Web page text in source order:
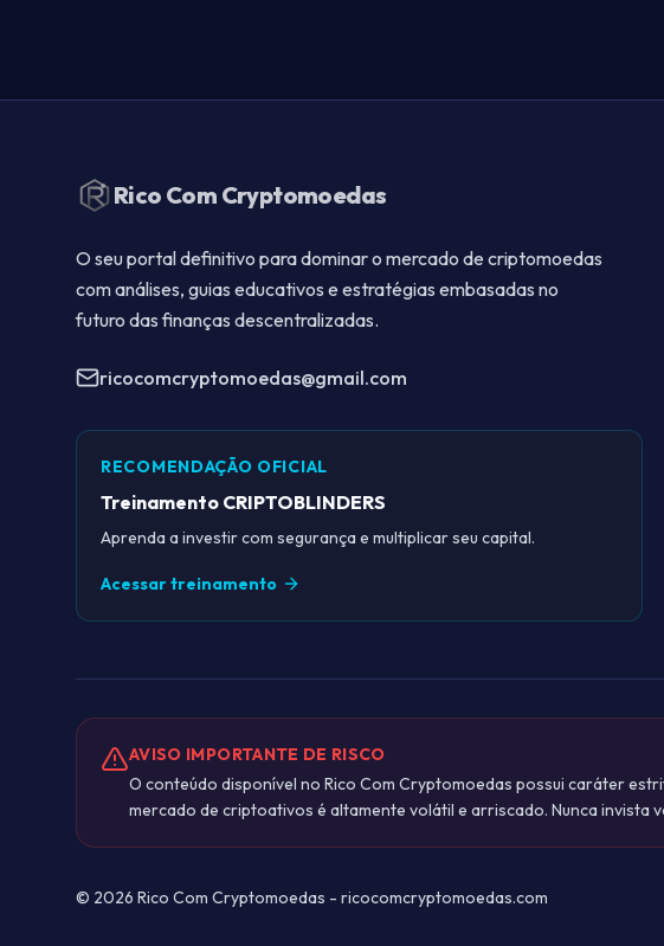
Rico Com Cryptomoedas
O seu portal definitivo para dominar o mercado de criptomoedas
com análises, guias educativos e estratégias embasadas no
futuro das finanças descentralizadas.
ricocomcryptomoedas@gmail.com
RECOMENDAÇÃO OFICIAL
Treinamento CRIPTOBLINDERS
Aprenda a investir com segurança e multiplicar seu capital.
Acessar treinamento
AVISO IMPORTANTE DE RISCO
O conteúdo disponível no Rico Com Cryptomoedas possui caráter
mercado de criptoativos é altamente volátil e arriscado. Nunca invista
© 2026 Rico Com Cryptomoedas - ricocomcryptomoedas.com